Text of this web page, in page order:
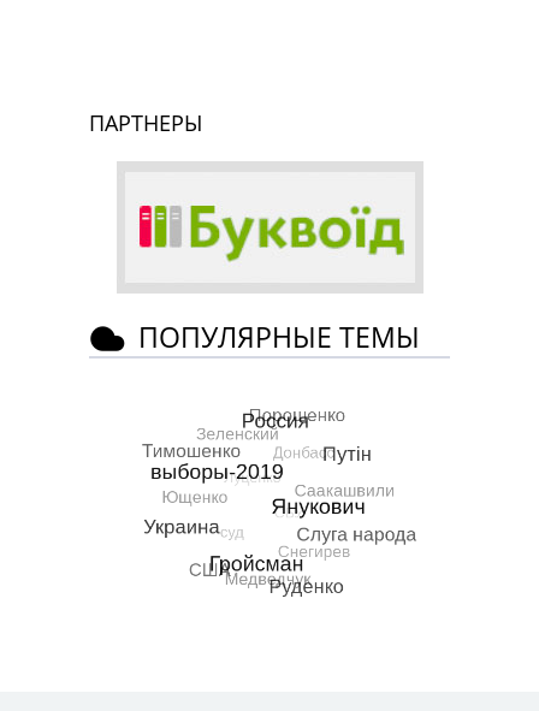
ПАРТНЕРЫ
ПОПУЛЯРНЫЕ ТЕМЫ